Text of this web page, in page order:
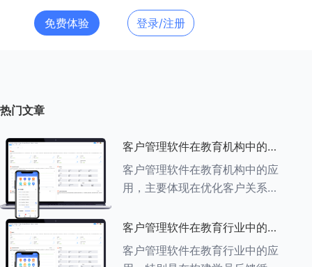
免费体验 登录/注册
热门文章
客户管理软件在教育机构中的应
用探索
客户管理软件在教育机构中的应
用，主要体现在优化客户关系管
作效率及促进业务增长等多个方
面。以下是对客户管理软件在教
育机构中应用的具体探索：
客户管理软件在教育行业中的学
员反馈循环机制
客户管理软件在教育行业中的应